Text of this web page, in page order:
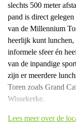
slechts 500 meter
pand is direct
van de Millennium
heerlijk kunt lunchen,
informele sfeer én
van de inpandige
zijn er meerdere
Toren zoals Grand
Wissekerke.
Lees meer over de